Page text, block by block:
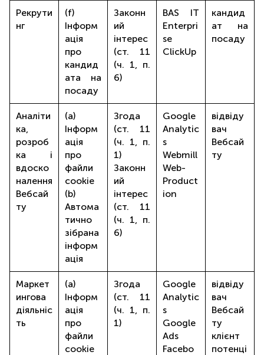
Рекрути
нг
(f)
Інформ
ація
про
кандид
ата на
посаду
Законн
ий
інтерес
(ст. 11
(ч. 1, п.
6)
BAS IT
Enterpri
se
ClickUp
кандид
ат на
посаду
Аналіти
ка,
розроб
ка і
вдоско
налення
Вебсай
ту
(a)
Інформ
ація
про
файли
cookie
(b)
Автома
тично
зібрана
інформ
ація
Згода
(ст. 11
(ч. 1, п.
1)
Законн
ий
інтерес
(ст. 11
(ч. 1, п.
6)
Google
Analytic
s
Webmill
Web-
Product
ion
відвіду
вач
Вебсай
ту
Маркет
ингова
діяльніс
ть
(a)
Інформ
ація
про
файли
cookie
Згода
(ст. 11
(ч. 1, п.
1)
Google
Analytic
s
Google
Ads
Facebo
відвіду
вач
Вебсай
ту
клієнт
потенці